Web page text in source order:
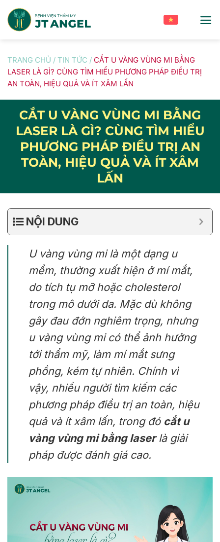
content
TRANG CHỦ / TIN TỨC / CẮT U VÀNG VÙNG MI BẰNG
LASER LÀ GÌ? CÙNG TÌM HIỂU PHƯƠNG PHÁP ĐIỀU TRỊ
AN TOÀN, HIỆU QUẢ VÀ ÍT XÂM LẤN
CẮT U VÀNG VÙNG MI BẰNG
LASER LÀ GÌ? CÙNG TÌM HIỂU
PHƯƠNG PHÁP ĐIỀU TRỊ AN
TOÀN, HIỆU QUẢ VÀ ÍT XÂM
LẤN
NỘI DUNG
U vàng vùng mi là một dạng u
mềm, thường xuất hiện ở mí mắt,
do tích tụ mỡ hoặc cholesterol
trong mô dưới da. Mặc dù không
gây đau đớn nghiêm trọng, nhưng
u vàng vùng mi có thể ảnh hưởng
tới thẩm mỹ, làm mí mắt sưng
phồng, kém tự nhiên. Chính vì
vậy, nhiều người tìm kiếm các
phương pháp điều trị an toàn, hiệu
quả và ít xâm lấn, trong đó cắt u
vàng vùng mi bằng laserlà giải
pháp được đánh giá cao.